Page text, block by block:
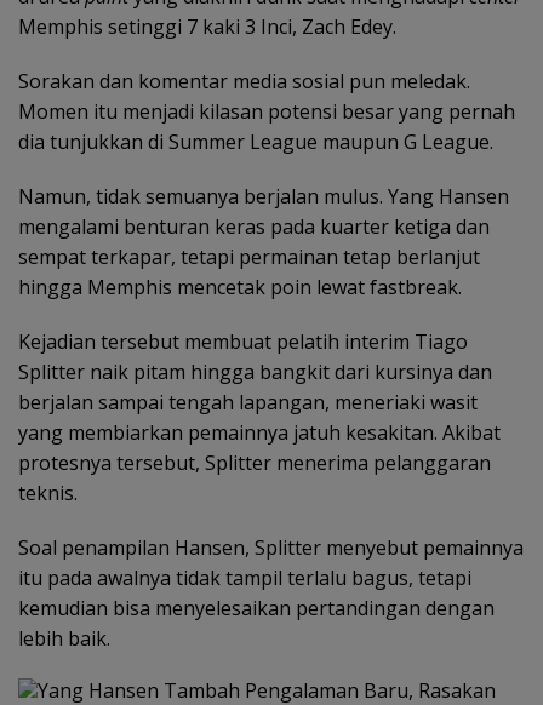
Memphis setinggi 7 kaki 3 Inci, Zach Edey.
Sorakan dan komentar media sosial pun meledak.
Momen itu menjadi kilasan potensi besar yang pernah
dia tunjukkan di Summer League maupun G League.
Namun, tidak semuanya berjalan mulus. Yang Hansen
mengalami benturan keras pada kuarter ketiga dan
sempat terkapar, tetapi permainan tetap berlanjut
hingga Memphis mencetak poin lewat fastbreak.
Kejadian tersebut membuat pelatih interim Tiago
Splitter naik pitam hingga bangkit dari kursinya dan
berjalan sampai tengah lapangan, meneriaki wasit
yang membiarkan pemainnya jatuh kesakitan. Akibat
protesnya tersebut, Splitter menerima pelanggaran
teknis.
Soal penampilan Hansen, Splitter menyebut pemainnya
itu pada awalnya tidak tampil terlalu bagus, tetapi
kemudian bisa menyelesaikan pertandingan dengan
lebih baik.